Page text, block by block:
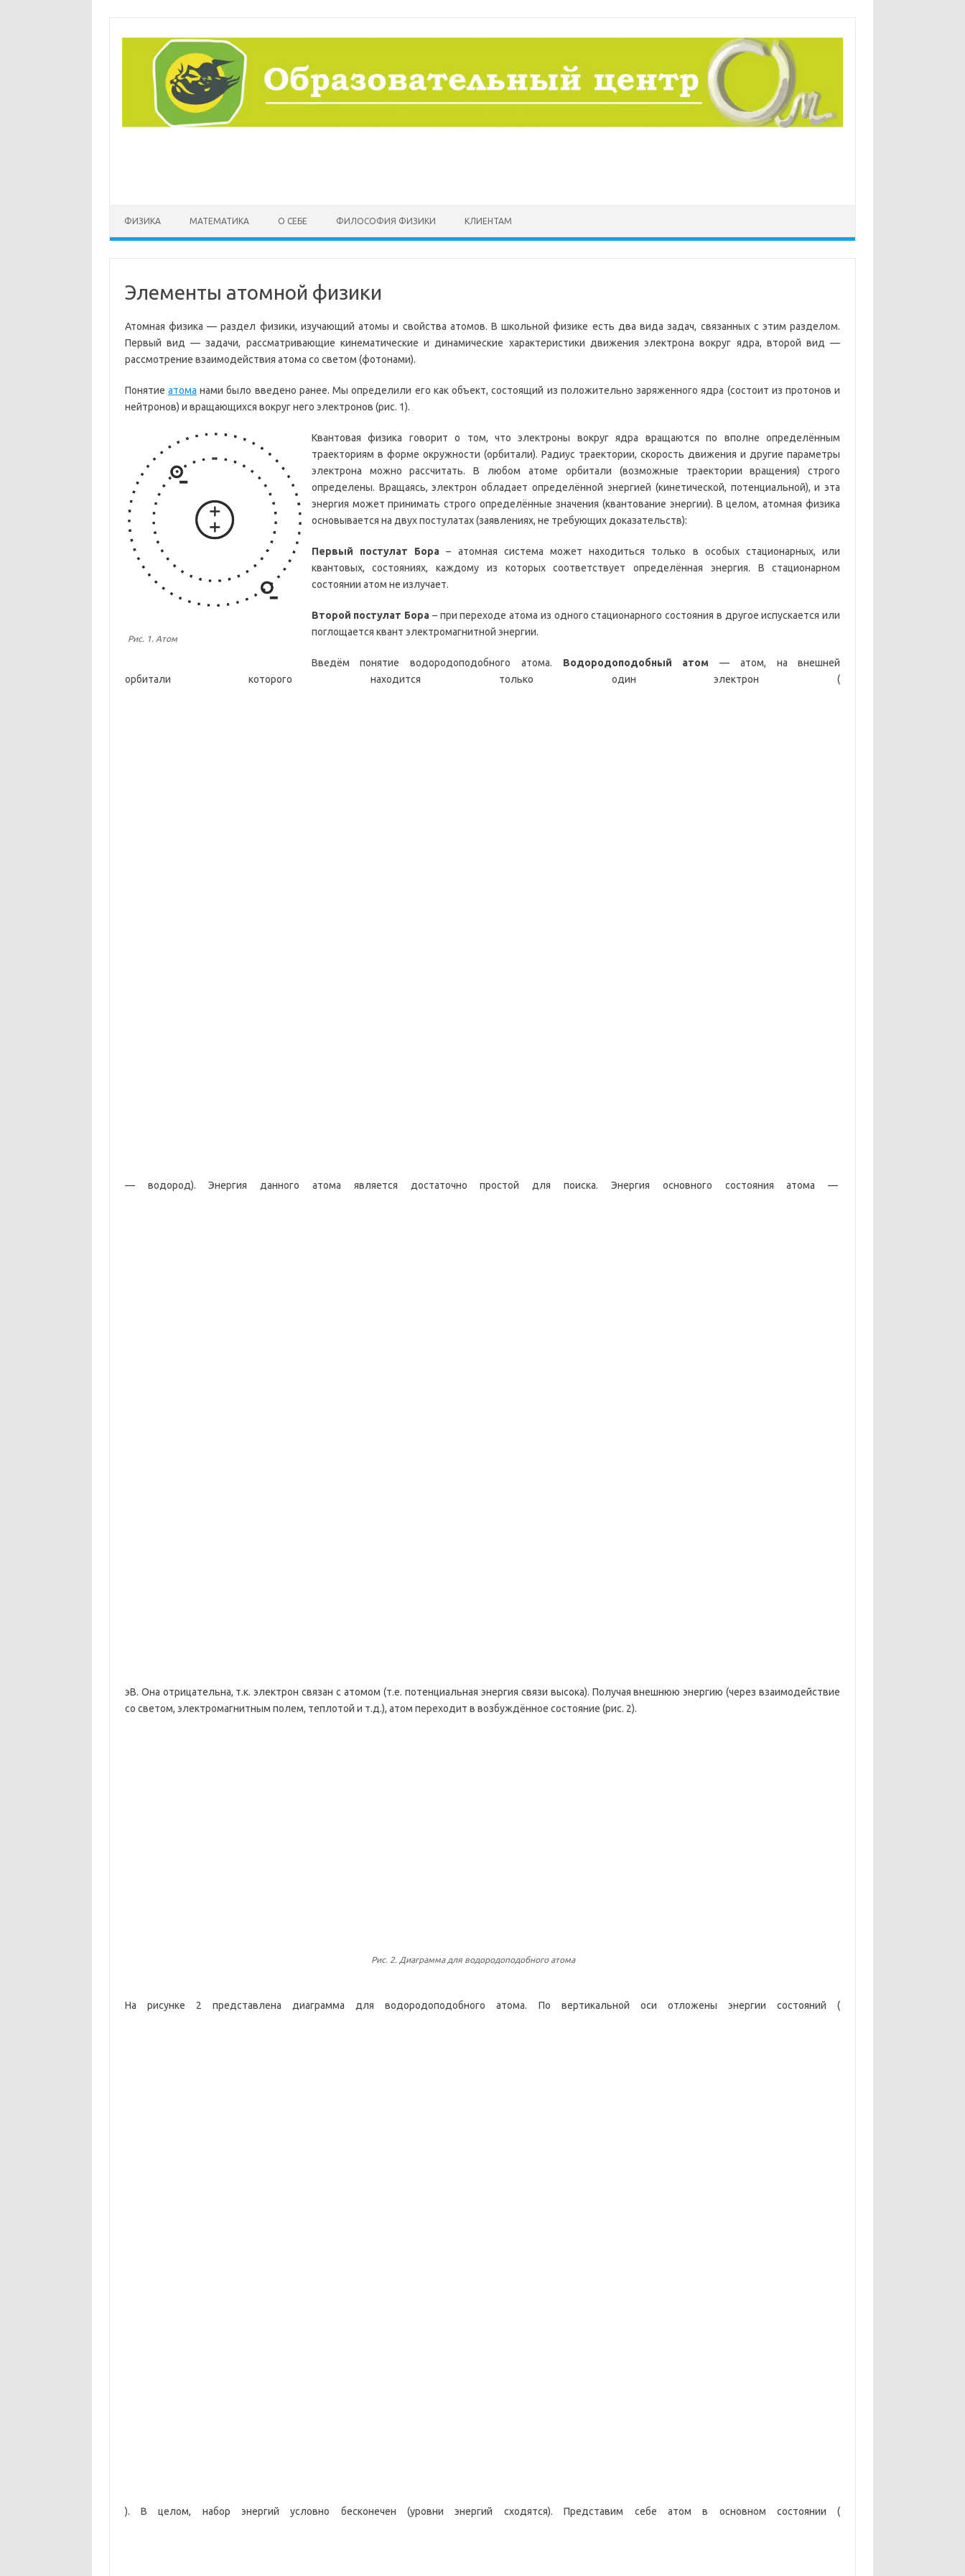
содержимому
ФИЗИКА МАТЕМАТИКА О СЕБЕ ФИЛОСОФИЯ ФИЗИКИ КЛИЕНТАМ
Элементы атомной физики
Атомная физика — раздел физики, изучающий атомы и свойства атомов. В школьной физике есть два вида задач, связанных с этим разделом.
Первый вид — задачи, рассматривающие кинематические и динамические характеристики движения электрона вокруг ядра, второй вид —
рассмотрение взаимодействия атома со светом (фотонами).
Понятие атома нами было введено ранее. Мы определили его как объект, состоящий из положительно заряженного ядра (состоит из протонов и
нейтронов) и вращающихся вокруг него электронов (рис. 1).
Рис. 1. Атом
Квантовая физика говорит о том, что электроны вокруг ядра вращаются по вполне определённым
траекториям в форме окружности (орбитали). Радиус траектории, скорость движения и другие параметры
электрона можно рассчитать. В любом атоме орбитали (возможные траектории вращения) строго
определены. Вращаясь, электрон обладает определённой энергией (кинетической, потенциальной), и эта
энергия может принимать строго определённые значения (квантование энергии). В целом, атомная физика
основывается на двух постулатах (заявлениях, не требующих доказательств):
Первый постулат Бора – атомная система может находиться только в особых стационарных, или
квантовых, состояниях, каждому из которых соответствует определённая энергия. В стационарном
состоянии атом не излучает.
Второй постулат Бора – при переходе атома из одного стационарного состояния в другое испускается или
поглощается квант электромагнитной энергии.
Введём понятие водородоподобного атома. Водородоподобный атом — атом, на внешней
орбитали которого находится только один электрон (
— водород). Энергия данного атома является достаточно простой для поиска. Энергия основного состояния атома —
эВ. Она отрицательна, т.к. электрон связан с атомом (т.е. потенциальная энергия связи высока). Получая внешнюю энергию (через взаимодействие
со светом, электромагнитным полем, теплотой и т.д.), атом переходит в возбуждённое состояние (рис. 2).
Рис. 2. Диаграмма для водородоподобного атома
На рисунке 2 представлена диаграмма для водородоподобного атома. По вертикальной оси отложены энергии состояний (
). В целом, набор энергий условно бесконечен (уровни энергий сходятся). Представим себе атом в основном состоянии (